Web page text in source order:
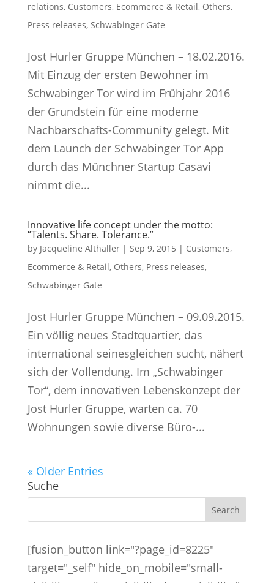
relations, Customers, Ecommerce & Retail, Others,
Press releases, Schwabinger Gate
Jost Hurler Gruppe München – 18.02.2016.
Mit Einzug der ersten Bewohner im
Schwabinger Tor wird im Frühjahr 2016
der Grundstein für eine moderne
Nachbarschafts-Community gelegt. Mit
dem Launch der Schwabinger Tor App
durch das Münchner Startup Casavi
nimmt die...
Innovative life concept under the motto:
“Talents. Share. Tolerance.”
by Jacqueline Althaller| Sep 9, 2015 | Customers,
Ecommerce & Retail, Others, Press releases,
Schwabinger Gate
Jost Hurler Gruppe München – 09.09.2015.
Ein völlig neues Stadtquartier, das
international seinesgleichen sucht, nähert
sich der Vollendung. Im „Schwabinger
Tor“, dem innovativen Lebenskonzept der
Jost Hurler Gruppe, warten ca. 70
Wohnungen sowie diverse Büro-...
« Older Entries
Suche
[fusion_button link="?page_id=8225"
target="_self" hide_on_mobile="small-